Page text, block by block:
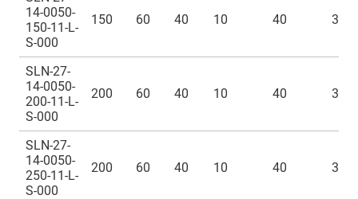
14-0050-
150-11-L-
S-000
150 60 40 10 40 300
SLN-27-
14-0050-
200-11-L-
S-000
200 60 40 10 40 300
SLN-27-
14-0050-
250-11-L-
S-000
200 60 40 10 40 300